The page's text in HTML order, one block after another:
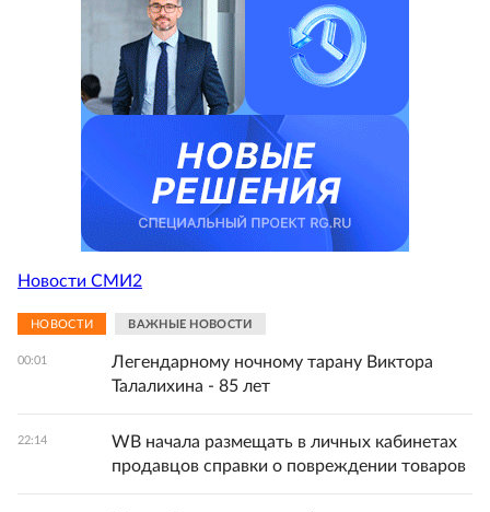
Новости СМИ2
НОВОСТИ ВАЖНЫЕ НОВОСТИ
00:01
Легендарному ночному тарану Виктора
Талалихина - 85 лет
22:14
WB начала размещать в личных кабинетах
продавцов справки о повреждении товаров